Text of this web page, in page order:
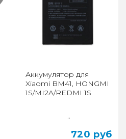
Аккумулятор для
Xiaomi BM41, HONGMI
1S/MI2A/REDMI 1S
..
720 руб